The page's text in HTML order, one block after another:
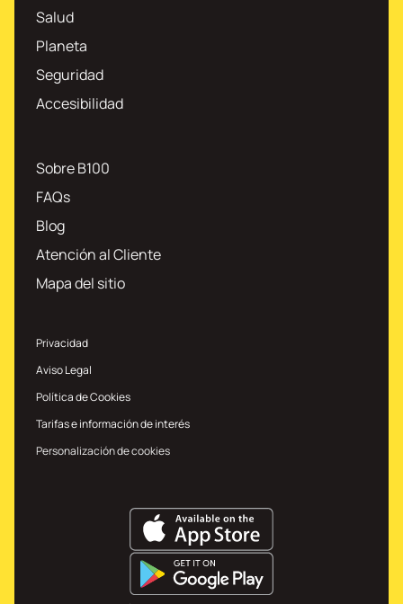
Salud
Planeta
Seguridad
Accesibilidad
Sobre B100
FAQs
Blog
Atención al Cliente
Mapa del sitio
Privacidad
Aviso Legal
Política de Cookies
Tarifas e información de interés
Personalización de cookies